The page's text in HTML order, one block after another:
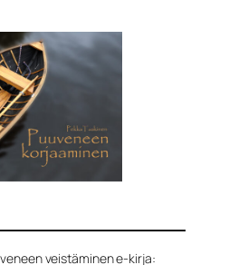
veistäminen e-kirja: